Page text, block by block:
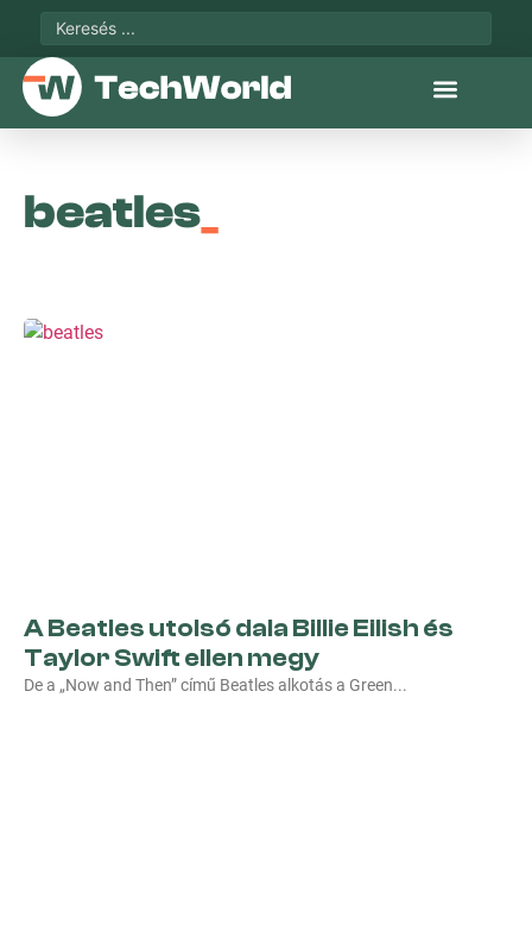
beatles
A Beatles utolsó dala Billie Eilish és
Taylor Swift ellen megy
De a „Now and Then” című Beatles alkotás a Green